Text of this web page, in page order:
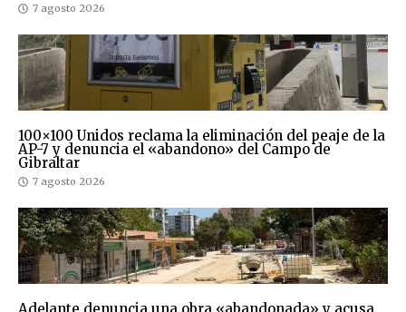
7 agosto 2026
100×100 Unidos reclama la eliminación del peaje de la
AP-7 y denuncia el «abandono» del Campo de
Gibraltar
7 agosto 2026